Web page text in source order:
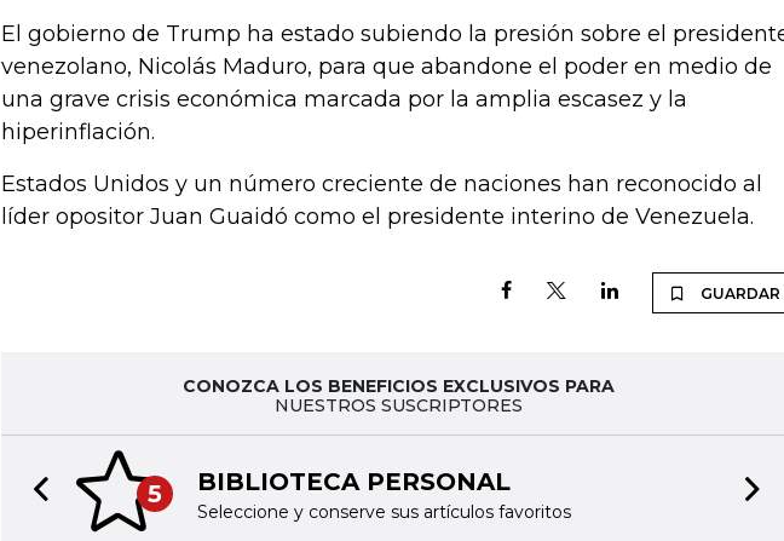
El gobierno de Trump ha estado subiendo la presión sobre el
venezolano, Nicolás Maduro, para que abandone el poder en medio de
una grave crisis económica marcada por la amplia escasez y la
hiperinflación.
Estados Unidos y un número creciente de naciones han reconocido al
líder opositor Juan Guaidó como el presidente interino de Venezuela.
GUARDAR
CONOZCA LOS BENEFICIOS EXCLUSIVOS PARA
NUESTROS SUSCRIPTORES
5 BIBLIOTECA PERSONAL
Seleccione y conserve sus artículos favoritos
Previous slide